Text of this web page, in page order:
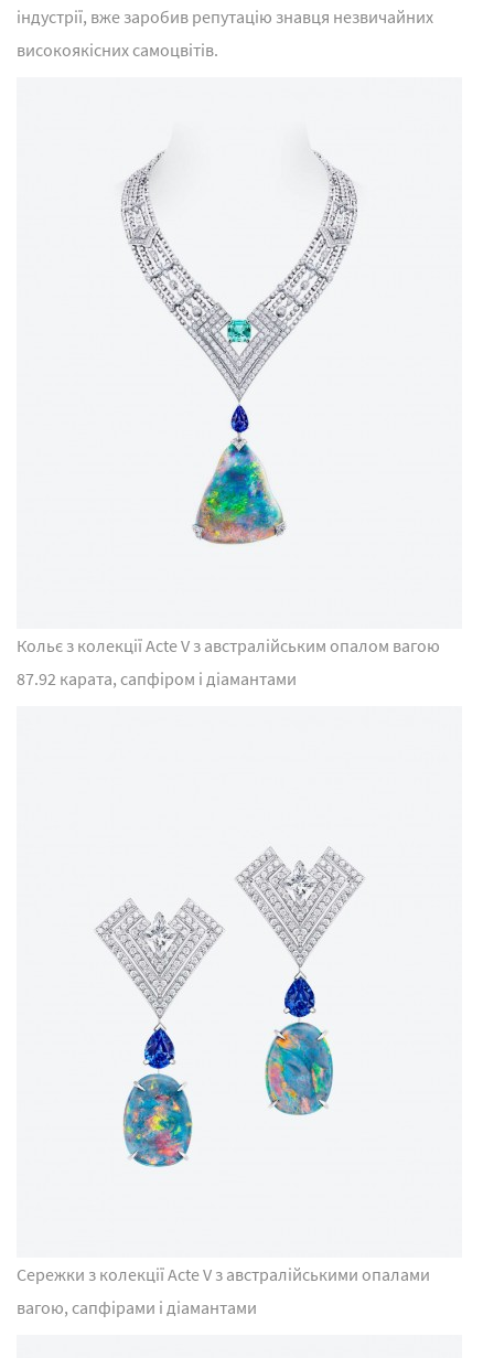
індустрії, вже заробив репутацію знавця незвичайних
високоякісних самоцвітів.
Кольє з колекції Acte V з австралійським опалом вагою
87.92 карата, сапфіром і діамантами
Сережки з колекції Acte V з австралійськими опалами
вагою, сапфірами і діамантами